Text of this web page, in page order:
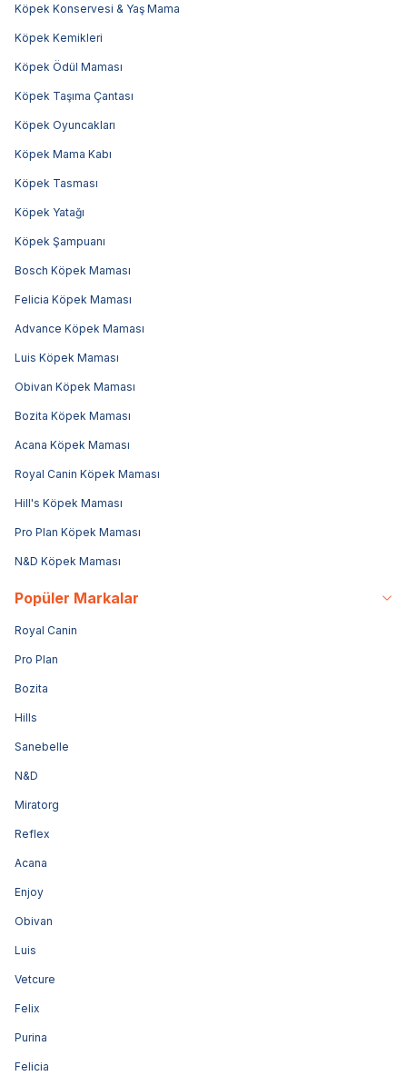
Köpek Konservesi & Yaş Mama
Köpek Kemikleri
Köpek Ödül Maması
Köpek Taşıma Çantası
Köpek Oyuncakları
Köpek Mama Kabı
Köpek Tasması
Köpek Yatağı
Köpek Şampuanı
Bosch Köpek Maması
Felicia Köpek Maması
Advance Köpek Maması
Luis Köpek Maması
Obivan Köpek Maması
Bozita Köpek Maması
Acana Köpek Maması
Royal Canin Köpek Maması
Hill's Köpek Maması
Pro Plan Köpek Maması
N&D Köpek Maması
Popüler Markalar
Royal Canin
Pro Plan
Bozita
Hills
Sanebelle
N&D
Miratorg
Reflex
Acana
Enjoy
Obivan
Luis
Vetcure
Felix
Purina
Felicia